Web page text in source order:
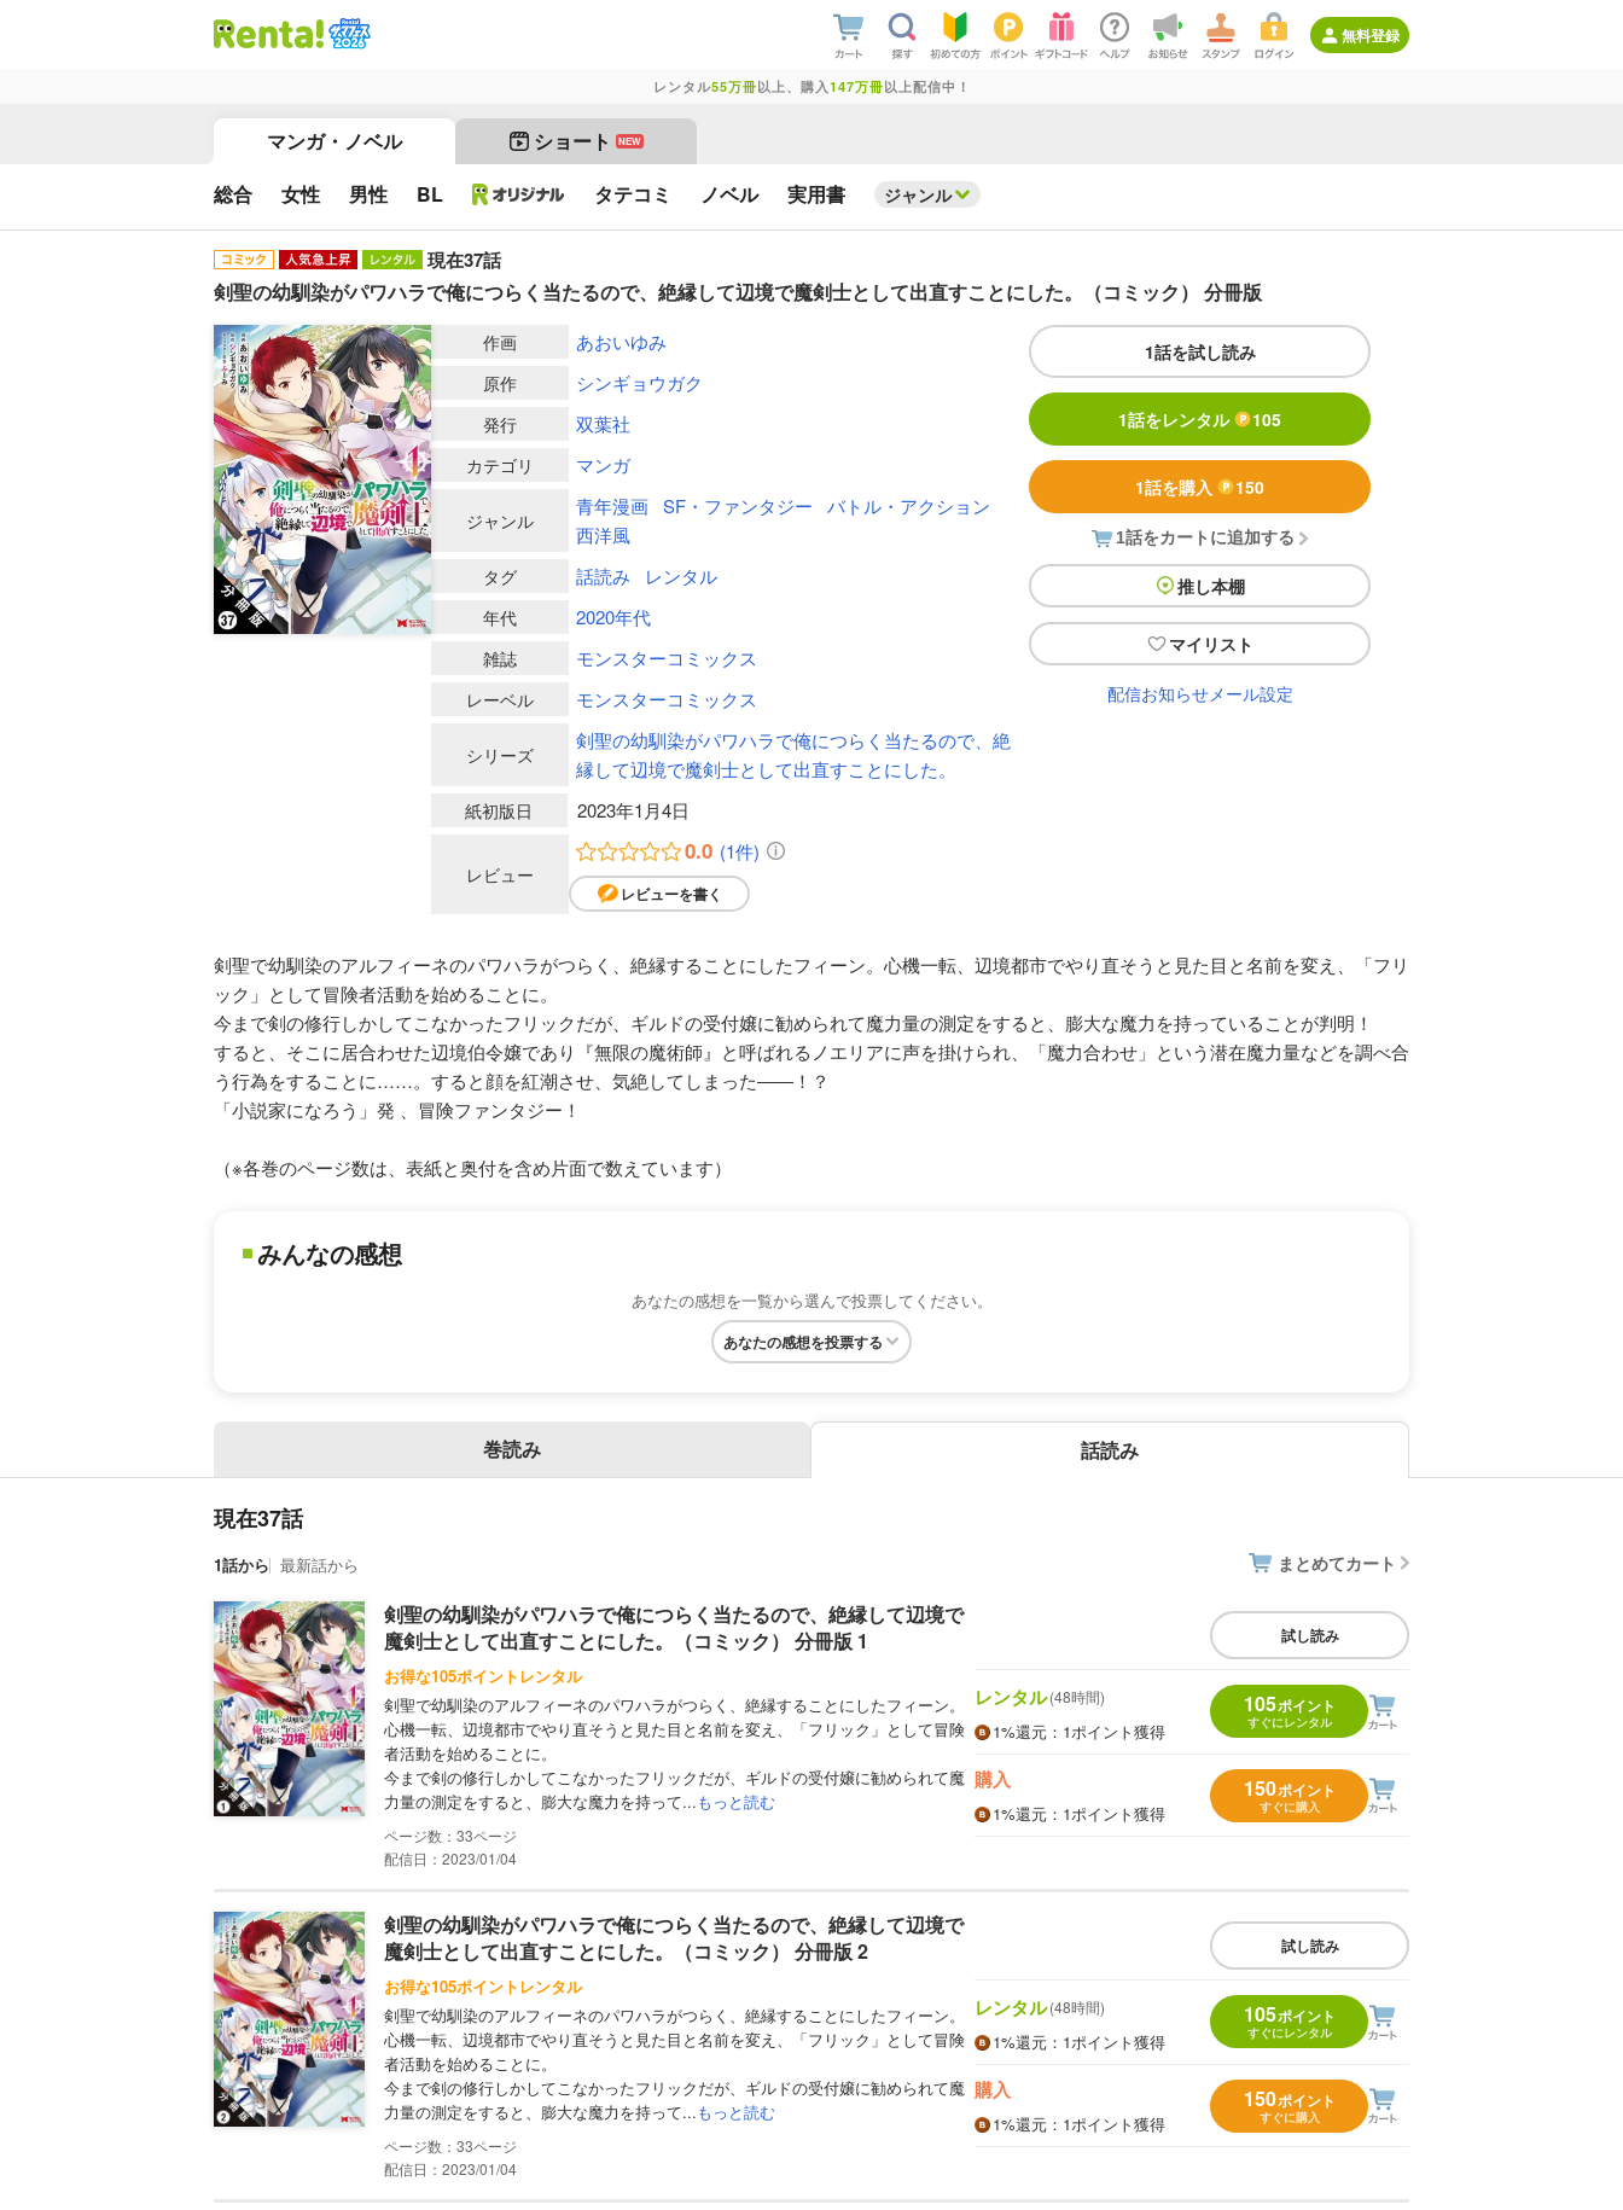
無料登録
レンタル55万冊以上、購入 147万冊以上配信中！
マンガ・ノベル ショート NEW
総合 女性 男性 BL タテコミ ノベル 実用書 ジャンル
現在37話
剣聖の幼馴染がパワハラで俺につらく当たるので、絶縁して辺境で魔剣士として出直すことにした。（コミック） 分冊版
1話を試し読み
1話をレンタル 105
1話を購入 150
1話をカートに追加する
推し本棚
マイリスト
配信お知らせメール設定
作画 あおいゆみ
原作 シンギョウガク
発行 双葉社
カテゴリ マンガ
ジャンル
青年漫画 SF・ファンタジー
バトル・アクション
西洋風
タグ 話読み レンタル
年代 2020年代
雑誌 モンスターコミックス
レーベル モンスターコミックス
シリーズ
剣聖の幼馴染がパワハラで俺につらく当たるので、絶
縁して辺境で魔剣士として出直すことにした。
紙初版日 2023年1月4日
レビュー
0.0 (1件)
レビューを書く
剣聖で幼馴染のアルフィーネのパワハラがつらく、絶縁することにしたフィーン。心機一転、辺境都市でやり直そうと見た目と名前を変え、「フリ
ック」として冒険者活動を始めることに。
今まで剣の修行しかしてこなかったフリックだが、ギルドの受付嬢に勧められて魔力量の測定をすると、膨大な魔力を持っていることが判明！
すると、そこに居合わせた辺境伯令嬢であり『無限の魔術師』と呼ばれるノエリアに声を掛けられ、「魔力合わせ」という潜在魔力量などを調べ合
う行為をすることに……。すると顔を紅潮させ、気絶してしまった――！？
「小説家になろう」発 、冒険ファンタジー！
（※各巻のページ数は、表紙と奥付を含め片面で数えています）
みんなの感想
あなたの感想を一覧から選んで投票してください。
あなたの感想を投票する
巻読み 話読み
現在37話
1話から 最新話から まとめてカート
剣聖の幼馴染がパワハラで俺につらく当たるので、絶縁して辺境で
魔剣士として出直すことにした。（コミック） 分冊版 1
お得な105ポイントレンタル
剣聖で幼馴染のアルフィーネのパワハラがつらく、絶縁することにしたフィーン。
心機一転、辺境都市でやり直そうと見た目と名前を変え、「フリック」として冒険
者活動を始めることに。
今まで剣の修行しかしてこなかったフリックだが、ギルドの受付嬢に勧められて魔
力量の測定をすると、膨大な魔力を持って...もっと読む
33
配信日：2023/01/04
試し読み
レンタル(48時間)
1%還元 ：1ポイント獲得
105ポイント
すぐにレンタル
購入
1%還元 ：1ポイント獲得
150ポイント
すぐに購入
剣聖の幼馴染がパワハラで俺につらく当たるので、絶縁して辺境で
魔剣士として出直すことにした。（コミック） 分冊版 2
お得な105ポイントレンタル
剣聖で幼馴染のアルフィーネのパワハラがつらく、絶縁することにしたフィーン。
心機一転、辺境都市でやり直そうと見た目と名前を変え、「フリック」として冒険
者活動を始めることに。
今まで剣の修行しかしてこなかったフリックだが、ギルドの受付嬢に勧められて魔
力量の測定をすると、膨大な魔力を持って...もっと読む
33
配信日：2023/01/04
試し読み
レンタル(48時間)
1%還元 ：1ポイント獲得
105ポイント
すぐにレンタル
購入
1%還元 ：1ポイント獲得
150ポイント
すぐに購入